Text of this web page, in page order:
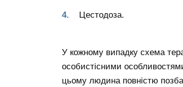
Цестодоза.
У кожному випадку схема
особистісними
цьому людина повністю